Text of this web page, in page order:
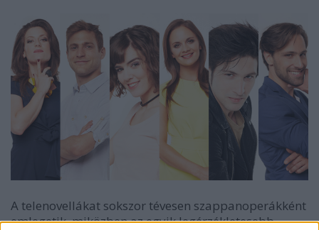
A telenovellákat sokszor tévesen szappanoperákként
emlegetik, miközben az egyik legérzékletesebb